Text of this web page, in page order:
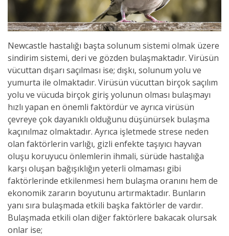
Newcastle hastalığı başta solunum sistemi olmak üzere
sindirim sistemi, deri ve gözden bulaşmaktadır. Virüsün
vücuttan dışarı saçılması ise; dışkı, solunum yolu ve
yumurta ile olmaktadır. Virüsün vücuttan birçok saçılım
yolu ve vücuda birçok giriş yolunun olması bulaşmayı
hızlı yapan en önemli faktördür ve ayrıca virüsün
çevreye çok dayanıklı olduğunu düşünürsek bulaşma
kaçınılmaz olmaktadır. Ayrıca işletmede strese neden
olan faktörlerin varlığı, gizli enfekte taşıyıcı hayvan
oluşu koruyucu önlemlerin ihmali, sürüde hastalığa
karşı oluşan bağışıklığın yeterli olmaması gibi
faktörlerinde etkilenmesi hem bulaşma oranını hem de
ekonomik zararın boyutunu artırmaktadır. Bunların
yanı sıra bulaşmada etkili başka faktörler de vardır.
Bulaşmada etkili olan diğer faktörlere bakacak olursak
onlar ise;